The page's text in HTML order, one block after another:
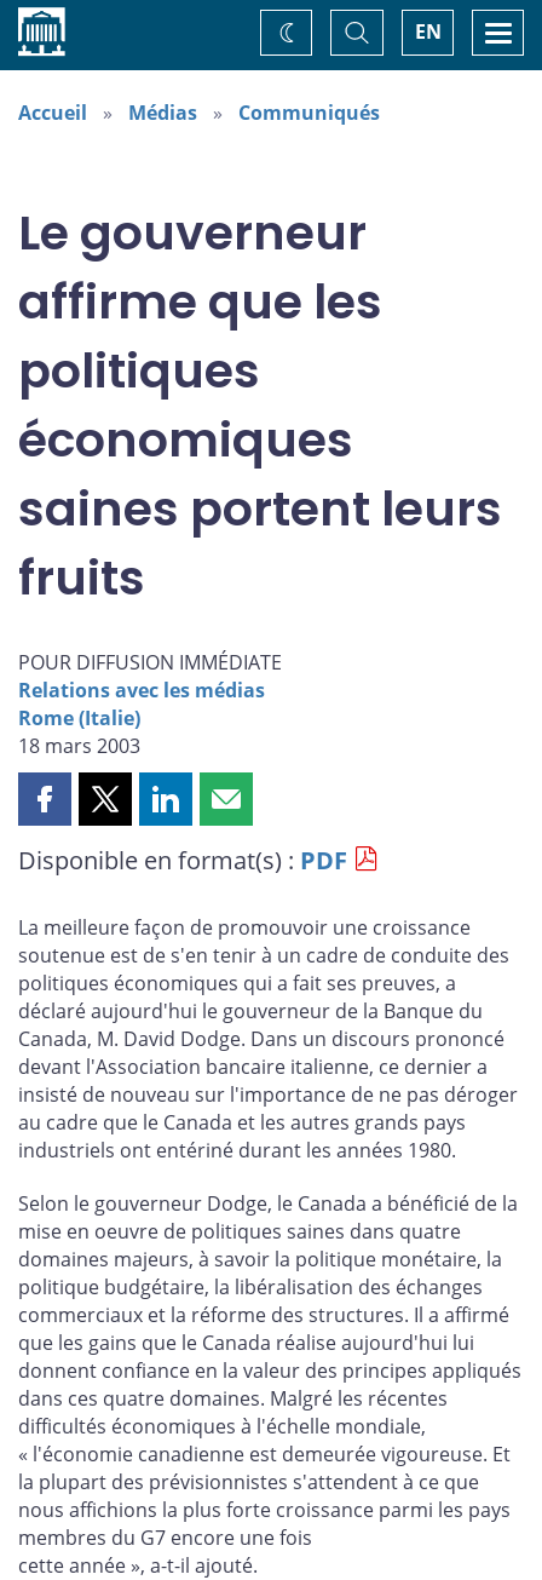
Accueil EN
Basculer
la
recherche
Changez
de
thème
Accueil Médias Communiqués
Le gouverneur
affirme que les
politiques
économiques
saines portent leurs
fruits
POUR DIFFUSION IMMÉDIATE
Relations avec les médias
Rome (Italie)
18 mars 2003
Partager
page
Facebook
Partager
page
X
Partager
page
LinkedIn
Partager
page
courriel
Disponible en format(s) : PDF
La meilleure façon de promouvoir une croissance
soutenue est de s'en tenir à un cadre de conduite des
politiques économiques qui a fait ses preuves, a
déclaré aujourd'hui le gouverneur de la Banque du
Canada, M. David Dodge. Dans un discours prononcé
devant l'Association bancaire italienne, ce dernier a
insisté de nouveau sur l'importance de ne pas déroger
au cadre que le Canada et les autres grands pays
industriels ont entériné durant les années 1980.
Selon le gouverneur Dodge, le Canada a bénéficié de la
mise en oeuvre de politiques saines dans quatre
domaines majeurs, à savoir la politique monétaire, la
politique budgétaire, la libéralisation des échanges
commerciaux et la réforme des structures. Il a affirmé
que les gains que le Canada réalise aujourd'hui lui
donnent confiance en la valeur des principes appliqués
dans ces quatre domaines. Malgré les récentes
difficultés économiques à l'échelle mondiale,
« l'économie canadienne est demeurée vigoureuse. Et
la plupart des prévisionnistes s'attendent à ce que
nous affichions la plus forte croissance parmi les pays
membres du G7 encore une fois
cette année », a-t-il ajouté.